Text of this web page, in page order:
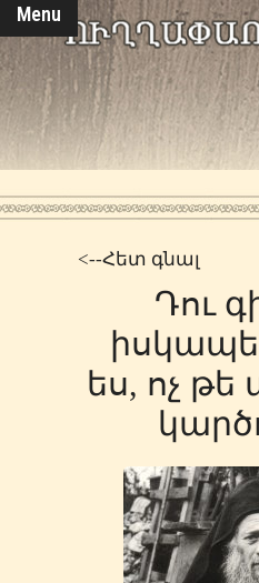
Menu
<--Հետ գնալ
Դու
ես, ոչ թե